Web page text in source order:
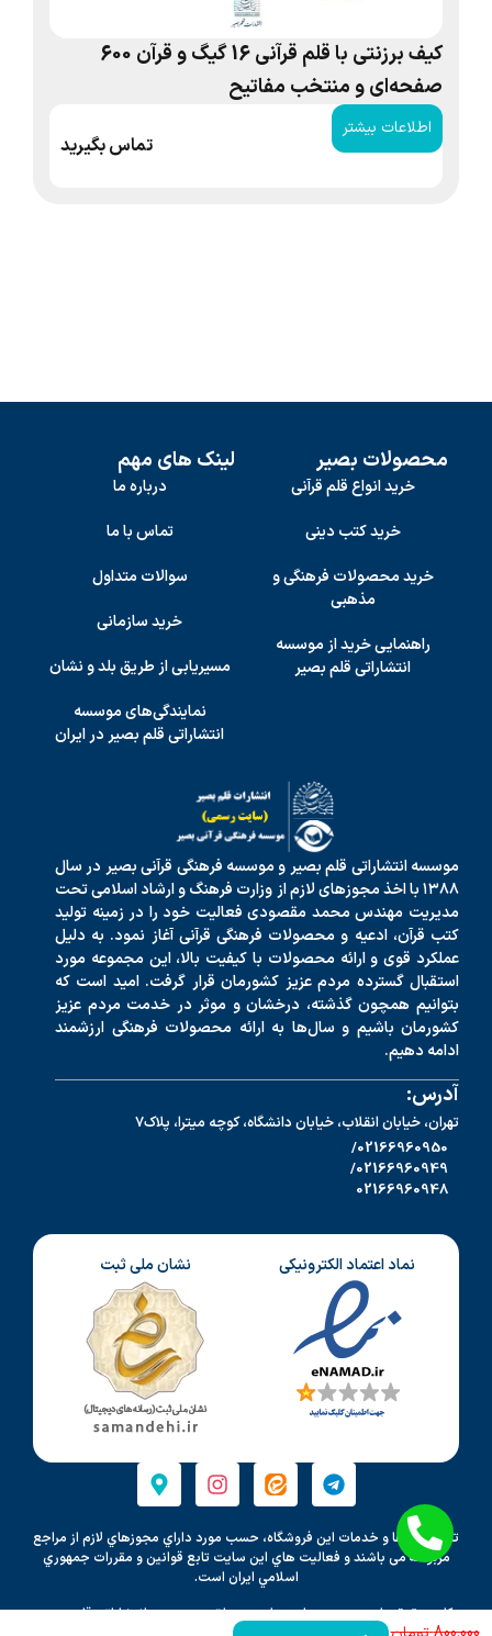
کیف برزنتی با قلم قرآنی 16 گیگ و قرآن 600
صفحه‌ای و منتخب مفاتیح
اطلاعات بیشتر
تماس بگیرید
محصولات بصیر
خرید انواع قلم قرآنی
خرید کتب دینی
خرید محصولات فرهنگی و
مذهبی
راهنمایی خرید از موسسه
انتشاراتی قلم بصیر
لینک های مهم
درباره ما
تماس با ما
سوالات متداول
خرید سازمانی
مسیریابی از طریق بلد و نشان
نمایندگی‌های موسسه
انتشاراتی قلم بصیر در ایران
موسسه انتشاراتی قلم بصیر و موسسه فرهنگی قرآنی بصیر در سال
۱۳۸۸ با اخذ مجوزهای لازم از وزارت فرهنگ و ارشاد اسلامی تحت
مدیریت مهندس محمد مقصودی فعالیت خود را در زمینه تولید
کتب قرآن، ادعیه و محصولات فرهنگی قرآنی آغاز نمود. به دلیل
عملکرد قوی و ارائه محصولات با کیفیت بالا، این مجموعه مورد
استقبال گسترده مردم عزیز کشورمان قرار گرفت. امید است که
بتوانیم همچون گذشته، درخشان و موثر در خدمت مردم عزیز
کشورمان باشیم و سال‌ها به ارائه محصولات فرهنگی ارزشمند
ادامه دهیم.
آدرس:
تهران، خیابان انقلاب، خیابان دانشگاه، کوچه میترا، پلاک7
02166960950/
02166960949/
02166960948
نماد اعتماد الکترونیکی نشان ملی ثبت
تمامي كالاها و خدمات اين فروشگاه، حسب مورد داراي مجوزهاي لازم از مراجع
مربوطه می باشند و فعاليت هاي اين سايت تابع قوانين و مقررات جمهوري
اسلامي ايران است.
کلیه حقوق مادی و معنوی این سایت متعلق به موسسه انتشاراتی قلم بصیر